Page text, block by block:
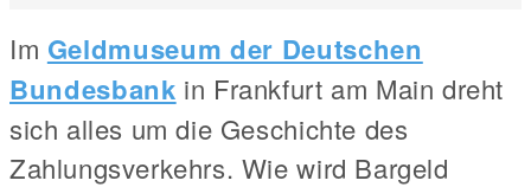
Im Geldmuseum der Deutschen
Bundesbank in Frankfurt am Main dreht
sich alles um die Geschichte des
Zahlungsverkehrs. Wie wird Bargeld